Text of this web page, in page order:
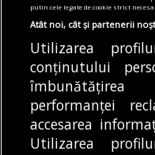
au sesizat și
rețeaua
Știri
VIDEO | A
beton de pe
putin cele legate de cookie strict
Atât noi, cât și partenerii
Utilizarea
conținutului
îmbunătățirea
performanței
accesarea
Utilizarea